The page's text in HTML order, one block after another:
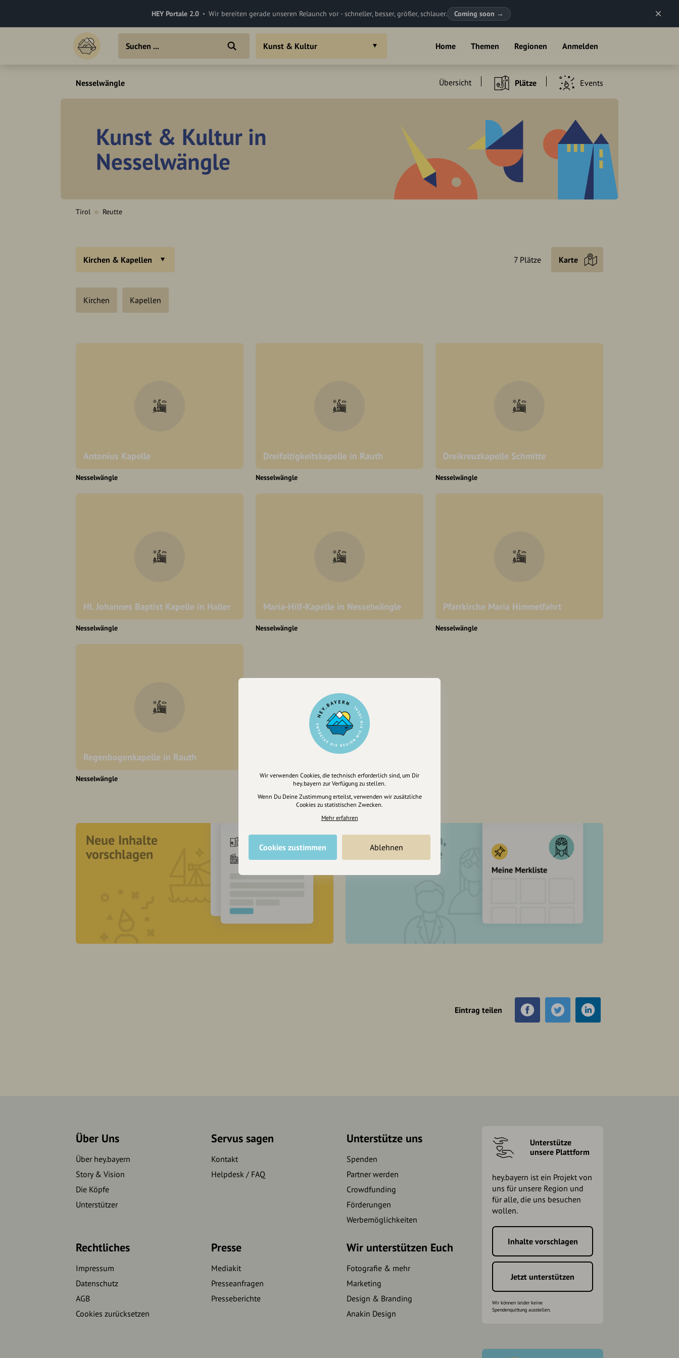
HEY Portale 2.0 Wir bereiten gerade unseren Relaunch vor - schneller, besser, größer, schlauer. Coming soon →
Home Themen Regionen Anmelden
Kunst & Kultur
Nesselwängle Übersicht Plätze Events
Kunst & Kultur in
Nesselwängle
Tirol Reutte
Kirchen & Kapellen
Kirchen Kapellen
7 Plätze Karte
Antonius Kapelle
Nesselwängle
Dreifaltigkeitskapelle in Rauth
Nesselwängle
Dreikreuzkapelle Schmitte
Nesselwängle
Hl. Johannes Baptist Kapelle in Haller
Nesselwängle
Maria-Hilf-Kapelle in Nesselwängle
Nesselwängle
Pfarrkirche Maria Himmelfahrt
Nesselwängle
Regenbogenkapelle in Rauth
Nesselwängle
Neue Inhalte
vorschlagen
Registriere dich,
um dir Einträge
Eintrag teilen
Über Uns
Über hey.bayern
Story & Vision
Die Köpfe
Unterstützer
Servus sagen
Kontakt
Helpdesk / FAQ
Unterstütze uns
Spenden
Partner werden
Crowdfunding
Förderungen
Werbemöglichkeiten
Rechtliches
Impressum
Datenschutz
AGB
Cookies zurücksetzen
Presse
Mediakit
Presseanfragen
Presseberichte
Wir unterstützen Euch
Fotografie & mehr
Marketing
Design & Branding
Anakin Design
Unterstütze
unsere Plattform
hey.bayern ist ein Projekt von
uns für unsere Region und
für alle, die uns besuchen
wollen.
Inhalte vorschlagen
Jetzt unterstützen
Wir können leider keine
Spendenquittung ausstellen.
Wir verwenden Cookies, die technisch erforderlich sind, um Dir
hey.bayern zur Verfügung zu stellen.
Wenn Du Deine Zustimmung erteilst, verwenden wir zusätzliche
Cookies zu statistischen Zwecken.
Mehr erfahren
Cookies zustimmen Ablehnen